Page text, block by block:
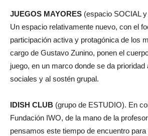
JUEGOS MAYORES (espacio SOCIAL
Un espacio relativamente nuevo, con el
participación activa y protagónica de los
cargo de Gustavo Zunino, ponen el
juego, en un marco donde se da
sociales y al sostén grupal.
IDISH CLUB (grupo de ESTUDIO). En
Fundación IWO, de la mano de la
pensamos este tiempo de encuentro